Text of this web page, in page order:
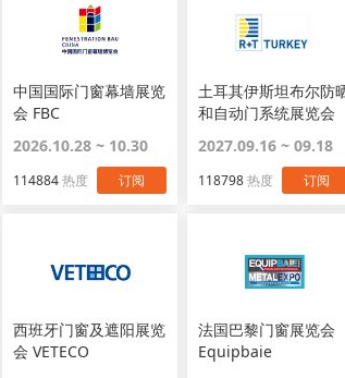
中国国际门窗幕墙展览
会 FBC
2026.10.28 ~ 10.30
114884热度 订阅
土耳其伊斯坦布尔防
和自动门系统展览会
2027.09.16 ~ 09.18
118798热度 订阅
西班牙门窗及遮阳展览
会 VETECO
法国巴黎门窗展览会
Equipbaie